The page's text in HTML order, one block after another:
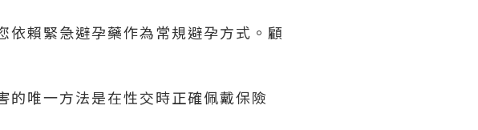
賴緊急避孕藥作為常規避孕方式。顧
唯一方法是在性交時正確佩戴保險